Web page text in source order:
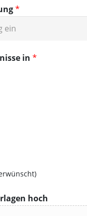
*
in *
hoch